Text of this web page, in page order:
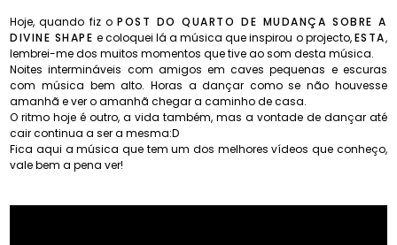
Hoje, quando fiz oPOST DO QUARTO DE MUDANÇA SOBRE A
DIVINE SHAPE e coloquei lá a música que inspirou o projecto,ESTA,
lembrei-me dos muitos momentos que tive ao som desta música.
Noites intermináveis com amigos em caves pequenas e escuras
com música bem alto. Horas a dançar como se não houvesse
amanhã e ver o amanhã chegar a caminho de casa.
O ritmo hoje é outro, a vida também, mas a vontade de dançar até
cair continua a ser a mesma:D
Fica aqui a música que tem um dos melhores vídeos que conheço,
vale bem a pena ver!